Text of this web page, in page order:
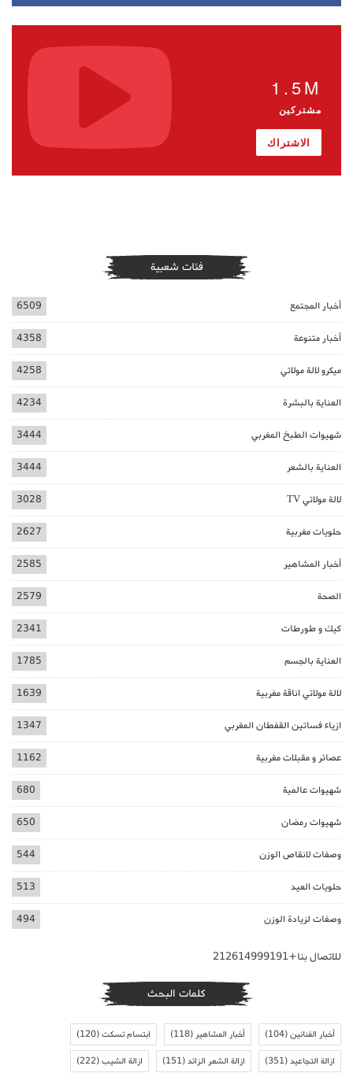
1.5M
مشتركين
الاشتراك
فئات شعبية
أخبار المجتمع 6509
أخبار متنوعة 4358
ميكرو لالة مولاتي 4258
العناية بالبشرة 4234
شهيوات الطبخ المغربي 3444
العناية بالشعر 3444
لالة مولاتي TV 3028
حلويات مغربية 2627
أخبار المشاهير 2585
الصحة 2579
كيك و طورطات 2341
العناية بالجسم 1785
لالة مولاتي اناقة مغربية 1639
ازياء فساتين القفطان المغربي 1347
عصائر و مقبلات مغربية 1162
شهيوات عالمية 680
شهيوات رمضان 650
وصفات لانقاص الوزن 544
حلويات العيد 513
وصفات لزيادة الوزن 494
للاتصال بنا+212614999191
كلمات البحث
أخبار الفنانين(104) أخبار المشاهير(118) ابتسام تسكت(120)
ازالة التجاعيد(351) ازالة الشعر الزائد(151) ازالة الشيب(222)